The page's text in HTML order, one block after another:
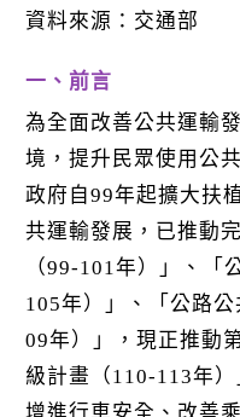
資料來源：交通部
一、前言
為全面改善公共運輸
境，提升民眾使用公共
政府自99年起擴大扶
共運輸發展，已推動
（99-101年）」、「
105年）」、「公路
09年）」，現正推動
級計畫（110-113年